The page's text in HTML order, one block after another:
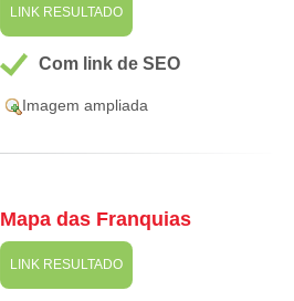
LINK RESULTADO
Com link de SEO
Imagem ampliada
Mapa das Franquias
LINK RESULTADO